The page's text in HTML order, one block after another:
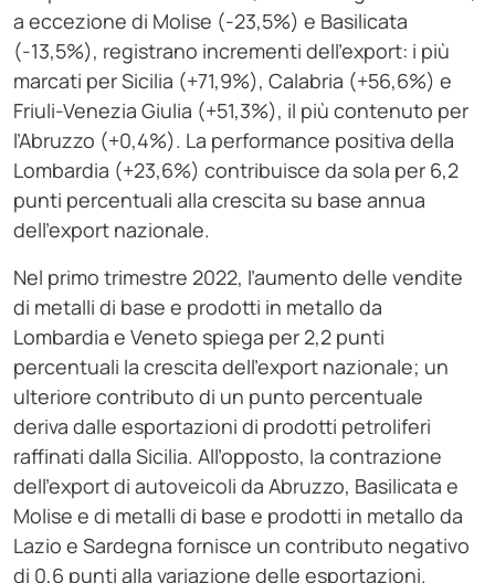
a eccezione di Molise (-23,5%) e Basilicata
(-13,5%), registrano incrementi dell’export: i più
marcati per Sicilia (+71,9%), Calabria (+56,6%) e
Friuli-Venezia Giulia (+51,3%), il più contenuto per
l’Abruzzo (+0,4%). La performance positiva della
Lombardia (+23,6%) contribuisce da sola per 6,2
punti percentuali alla crescita su base annua
dell’export nazionale.
Nel primo trimestre 2022, l’aumento delle vendite
di metalli di base e prodotti in metallo da
Lombardia e Veneto spiega per 2,2 punti
percentuali la crescita dell’export nazionale; un
ulteriore contributo di un punto percentuale
deriva dalle esportazioni di prodotti petroliferi
raffinati dalla Sicilia. All’opposto, la contrazione
dell’export di autoveicoli da Abruzzo, Basilicata e
Molise e di metalli di base e prodotti in metallo da
Lazio e Sardegna fornisce un contributo negativo
di 0,6 punti alla variazione delle esportazioni.